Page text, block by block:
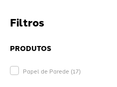
PRODUTOS
Papel de Parede (17)